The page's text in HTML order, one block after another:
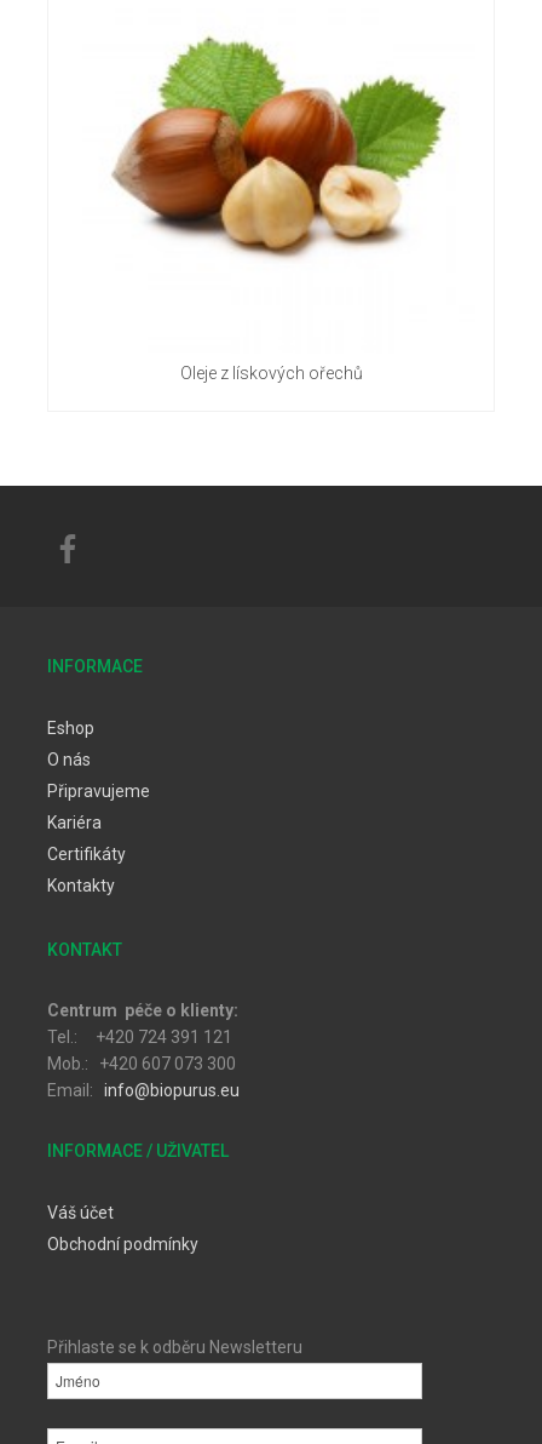
Oleje z lískových ořechů
INFORMACE
Eshop
O nás
Připravujeme
Kariéra
Certifikáty
Kontakty
KONTAKT
Centrum péče o klienty:
Tel.: +420 724 391 121
Mob.: +420 607 073 300
Email: info@biopurus.eu
INFORMACE / UŽIVATEL
Váš účet
Obchodní podmínky
Přihlaste se k odběru Newsletteru